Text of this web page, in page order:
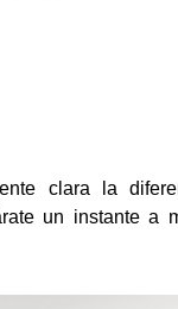
clara la
un instante a